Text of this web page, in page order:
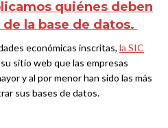
quiénes deben
la base de datos.
económicas inscritas, la SIC
sitio web que las empresas
y al por menor han sido las más
sus bases de datos.